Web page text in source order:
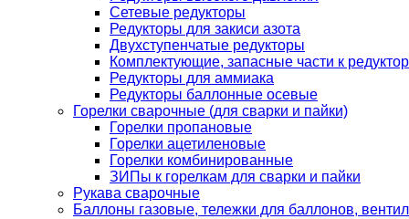
Сетевые редукторы
Редукторы для закиси азота
Двухступенчатые редукторы
Комплектующие, запасные части к
Редукторы для аммиака
Редукторы баллонные осевые
Горелки сварочные (для сварки и пайки)
Горелки пропановые
Горелки ацетиленовые
Горелки комбинированные
ЗИПы к горелкам для сварки и пайки
Рукава сварочные
Баллоны газовые, тележки для баллонов,